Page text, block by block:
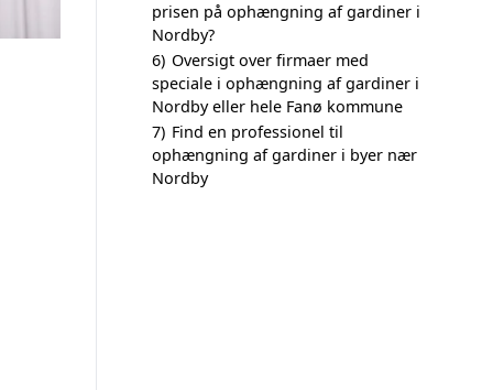
prisen på ophængning af gardiner i
Nordby?
6) Oversigt over firmaer med
speciale i ophængning af gardiner i
Nordby eller hele Fanø kommune
7) Find en professionel til
ophængning af gardiner i byer nær
Nordby